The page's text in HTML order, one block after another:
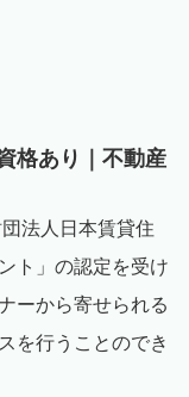
格あり｜不動産
法人日本賃貸住
ト」の認定を受け
ーから寄せられる
を行うことのでき